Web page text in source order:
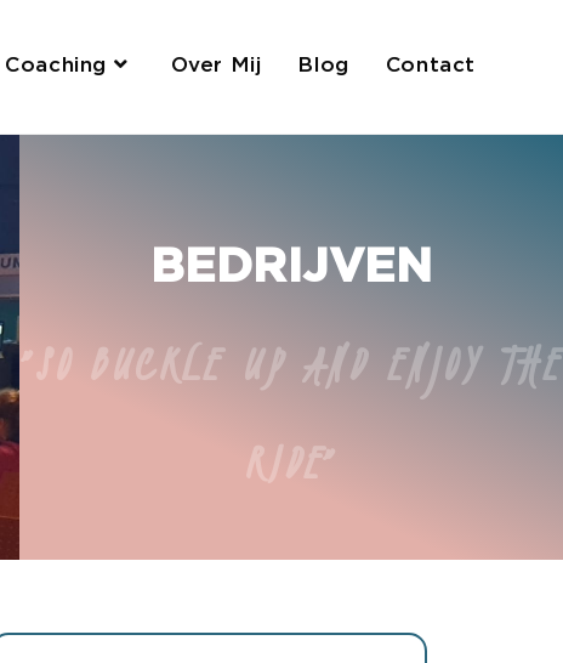
Coaching Over Mij Blog Contact
BEDRIJVEN
"SO BUCKLE UP AND ENJOY THE
RIDE"